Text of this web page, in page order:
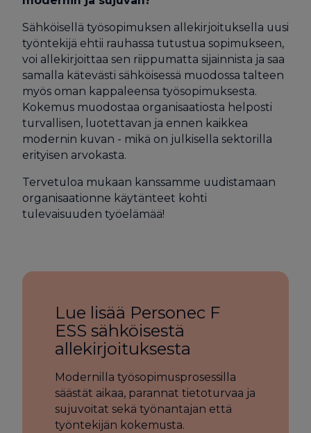
Sähköisellä työsopimuksen allekirjoituksella uusi
työntekijä ehtii rauhassa tutustua sopimukseen,
voi allekirjoittaa sen riippumatta sijainnista ja saa
samalla kätevästi sähköisessä muodossa talteen
myös oman kappaleensa työsopimuksesta.
Kokemus muodostaa organisaatiosta helposti
turvallisen, luotettavan ja ennen kaikkea
modernin kuvan - mikä on julkisella sektorilla
erityisen arvokasta.
Tervetuloa mukaan kanssamme uudistamaan
organisaationne käytänteet kohti
tulevaisuuden työelämää!
Lue lisää Personec F
ESS sähköisestä
allekirjoituksesta
Modernilla työsopimusprosessilla
säästät aikaa, parannat tietoturvaa ja
sujuvoitat sekä työnantajan että
työntekijän kokemusta.